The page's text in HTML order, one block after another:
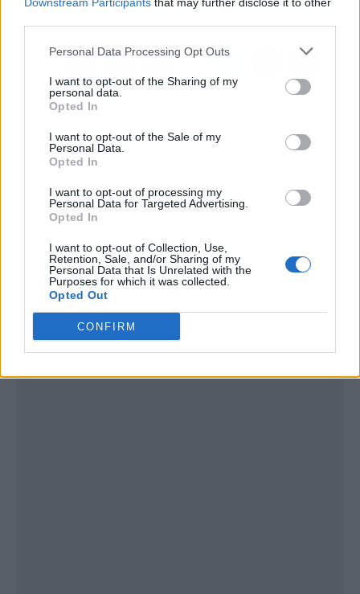
Personal Data Processing Opt Outs
I want to opt-out of the Sharing of my
personal data.
Opted In
I want to opt-out of the Sale of my
Personal Data.
Opted In
I want to opt-out of processing my
Personal Data for Targeted Advertising.
Opted In
I want to opt-out of Collection, Use,
Retention, Sale, and/or Sharing of my
Personal Data that Is Unrelated with the
Purposes for which it was collected.
Opted Out
CONFIRM
descarbonización